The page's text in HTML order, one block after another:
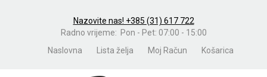
Nazovite nas! +385 (31) 617 722
Radno vrijeme: Pon - Pet: 07:00 - 15:00
Naslovna
Lista želja Moj Račun Košarica